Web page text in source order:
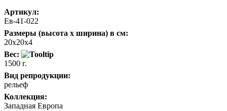
Артикул:
Ев-41-022
Размеры (высота х ширина) в см:
20х20х4
Вес:
1500 г.
Вид репродукции:
рельеф
Коллекция:
Западная Европа